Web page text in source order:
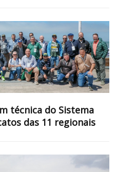
técnica do Sistema
das 11 regionais